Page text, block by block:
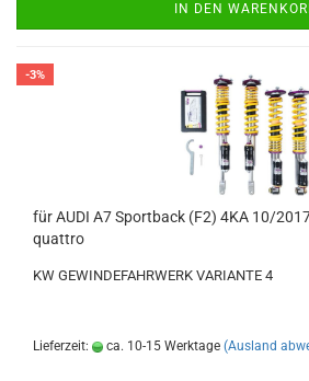
IN DEN
-3%
für AUDI A7 Sportback (F2) 4KA 10/
quattro
KW GEWINDEFAHRWERK VARIANTE 4
Lieferzeit: ca. 10-15 Werktage (Ausland